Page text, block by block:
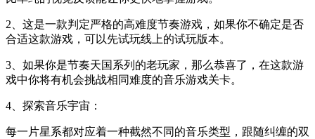
2、这是一款判定严格的高难度节奏游戏，如果你不确定是否
合适这款游戏，可以先试玩线上的试玩版本。
3、如果你是节奏天国系列的老玩家，那么恭喜了，在这款游
戏中你将有机会挑战相同难度的音乐游戏关卡。
4、探索音乐宇宙：
每一片星系都对应着一种截然不同的音乐类型，跟随纠缠的双